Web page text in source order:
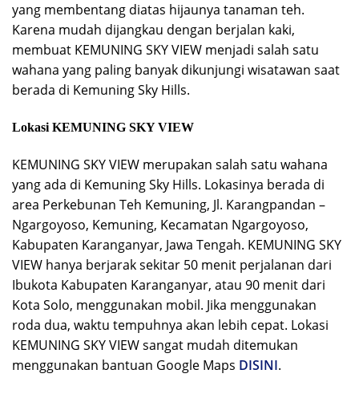
yang membentang diatas hijaunya tanaman teh.
Karena mudah dijangkau dengan berjalan kaki,
membuat KEMUNING SKY VIEW menjadi salah satu
wahana yang paling banyak dikunjungi wisatawan saat
berada di Kemuning Sky Hills.
Lokasi KEMUNING SKY VIEW
KEMUNING SKY VIEW merupakan salah satu wahana
yang ada di Kemuning Sky Hills. Lokasinya berada di
area Perkebunan Teh Kemuning, Jl. Karangpandan –
Ngargoyoso, Kemuning, Kecamatan Ngargoyoso,
Kabupaten Karanganyar, Jawa Tengah. KEMUNING SKY
VIEW hanya berjarak sekitar 50 menit perjalanan dari
Ibukota Kabupaten Karanganyar, atau 90 menit dari
Kota Solo, menggunakan mobil. Jika menggunakan
roda dua, waktu tempuhnya akan lebih cepat. Lokasi
KEMUNING SKY VIEW sangat mudah ditemukan
menggunakan bantuan Google Maps DISINI.